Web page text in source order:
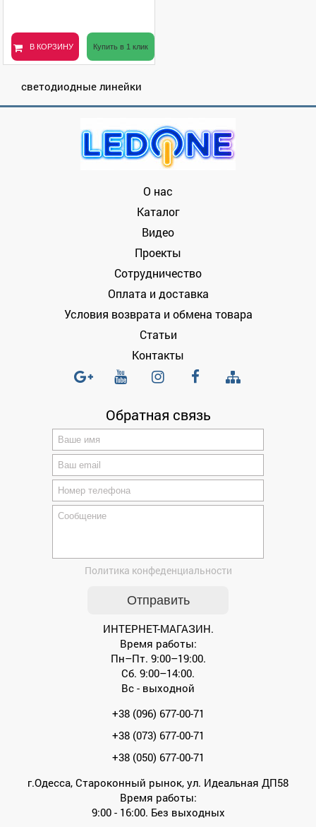
В КОРЗИНУ Купить в 1 клик
светодиодные линейки
О нас
Каталог
Видео
Проекты
Сотрудничество
Оплата и доставка
Условия возврата и обмена товара
Статьи
Контакты
Обратная связь
Политика конфеденциальности
ИНТЕРНЕТ-МАГАЗИН.
Время работы:
Пн–Пт. 9:00–19:00.
Сб. 9:00–14:00.
Вс - выходной
+38 (096) 677-00-71
+38 (073) 677-00-71
+38 (050) 677-00-71
г.Одесса, Староконный рынок, ул. Идеальная ДП58
Время работы:
9:00 - 16:00. Без выходных